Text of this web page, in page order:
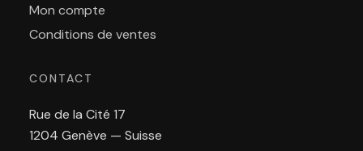
Mon compte
Conditions de ventes
CONTACT
Rue de la Cité 17
1204 Genève — Suisse